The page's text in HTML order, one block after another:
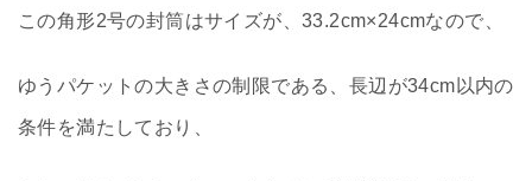
この角形2号の封筒はサイズが、33.2cm×24cmなので、
ゆうパケットの大きさの制限である、長辺が34cm以内の
条件を満たしており、